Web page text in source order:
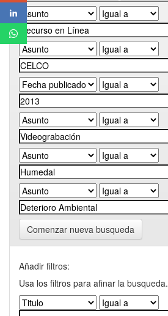
Comenzar nueva busqueda
Añadir filtros:
Usa los filtros para afinar la busqueda.